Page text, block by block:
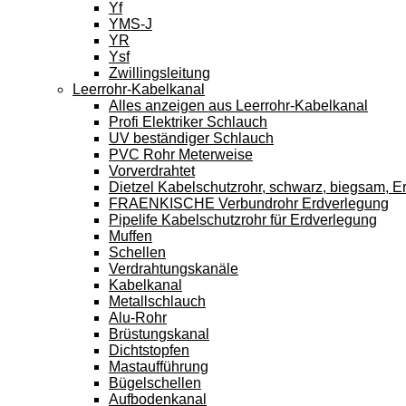
Yf
YMS-J
YR
Ysf
Zwillingsleitung
Leerrohr-Kabelkanal
Alles anzeigen aus Leerrohr-Kabelkanal
Profi Elektriker Schlauch
UV beständiger Schlauch
PVC Rohr Meterweise
Vorverdrahtet
Dietzel Kabelschutzrohr, schwarz, biegsam,
FRAENKISCHE Verbundrohr Erdverlegung
Pipelife Kabelschutzrohr für Erdverlegung
Muffen
Schellen
Verdrahtungskanäle
Kabelkanal
Metallschlauch
Alu-Rohr
Brüstungskanal
Dichtstopfen
Mastaufführung
Bügelschellen
Aufbodenkanal